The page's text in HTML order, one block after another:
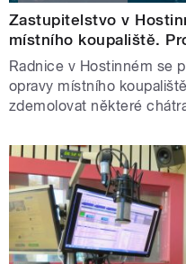
Zastupitelstvo v
místního koupaliště.
Radnice v Hostinném se
opravy místního
zdemolovat některé